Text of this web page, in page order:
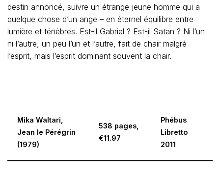
destin annoncé, suivre un étrange jeune homme qui a
quelque chose d’un ange – en éternel équilibre entre
lumière et ténèbres. Est-il Gabriel ? Est-il Satan ? Ni l’un
ni l’autre, un peu l’un et l’autre, fait de chair malgré
l’esprit, mais l’esprit dominant souvent la chair.
Mika Waltari,
Jean le Pérégrin
(1979)
538 pages,
€11.97
Phébus
Libretto
2011